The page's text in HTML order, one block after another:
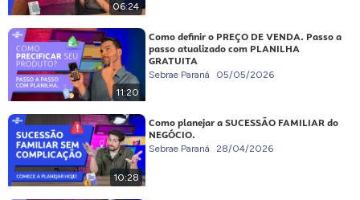
06:24
11:20
Como definir o PREÇO DE VENDA. Passo a
passo atualizado com PLANILHA
GRATUITA
Sebrae Paraná 05/05/2026
10:28
Como planejar a SUCESSÃO FAMILIAR do
NEGÓCIO.
Sebrae Paraná 28/04/2026